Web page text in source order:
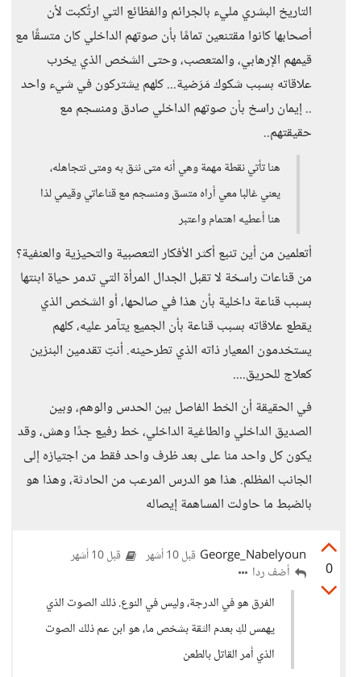
التاريخ البشري مليء بالجرائم والفظائع التي ارتُكبت لأن
أصحابها كانوا مقتنعين تمامًا بأن صوتهم الداخلي كان متسقًا مع
قيمهم الإرهابي، والمتعصب، وحتى الشخص الذي يخرب
علاقاته بسبب شكوك مَرَضية... كلهم يشتركون في شيء واحد
.. إيمان راسخ بأن صوتهم الداخلي صادق ومنسجم مع
حقيقتهم..
هنا تأتي نقطة مهمة وهي أنه متى نثق به ومتى نتجاهله،
يعني غالبا معي أراه متسق ومنسجم مع قناعاتي وقيمي لذا
هنا أعطيه اهتمام واعتبر
أتعلمين من أين تنبع أكثر الأفكار التعصبية والتحيزية والعنفية؟
من قناعات راسخة لا تقبل الجدال المرأة التي تدمر حياة ابنتها
بسبب قناعة داخلية بأن هذا في صالحها، أو الشخص الذي
يقطع علاقاته بسبب قناعة بأن الجميع يتآمر عليه، كلهم
يستخدمون المعيار ذاته الذي تطرحينه. أنتِ تقدمين البنزين
كعلاج للحريق....
في الحقيقة أن الخط الفاصل بين الحدس والوهم، وبين
الصديق الداخلي والطاغية الداخلي، خط رفيع جدًا وهش، وقد
يكون كل واحد منا على بعد ظرف واحد فقط من اجتيازه إلى
الجانب المظلم. هذا هو الدرس المرعب من الحادثة، وهذا هو
بالضبط ما حاولت المساهمة إيصاله
0
George_Nabelyoun قبل 10 أشهر قبل 10 أشهر
أضف ردا
الفرق هو في الدرجة، وليس في النوع. ذلك الصوت الذي
يهمس لكِ بعدم الثقة بشخص ما، هو ابن عم ذلك الصوت
الذي أمر القاتل بالطعن